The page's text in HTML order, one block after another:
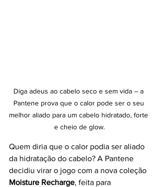
Diga adeus ao cabelo seco e sem vida – a
Pantene prova que o calor pode ser o seu
melhor aliado para um cabelo hidratado, forte
e cheio de glow.
Quem diria que o calor podia ser aliado
da hidratação do cabelo? A Pantene
decidiu virar o jogo com a nova coleção
Moisture Recharge, feita para